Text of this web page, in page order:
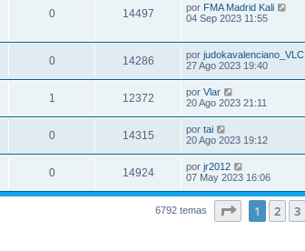
0 14497 por FMA Madrid Kali
04 Sep 2023 11:55
0 14286 por judokavalenciano_VLC
27 Ago 2023 19:40
1 12372 por Vlar
20 Ago 2023 21:11
0 14315 por tai
20 Ago 2023 19:12
0 14924 por jr2012
07 May 2023 16:06
6792 temas Página1 de
1 2 3